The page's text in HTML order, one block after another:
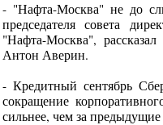
- "Нафта-Москва" не до
председателя совета
"Нафта-Москва",
Антон Аверин.
- Кредитный сентябрь
сокращение
сильнее, чем за